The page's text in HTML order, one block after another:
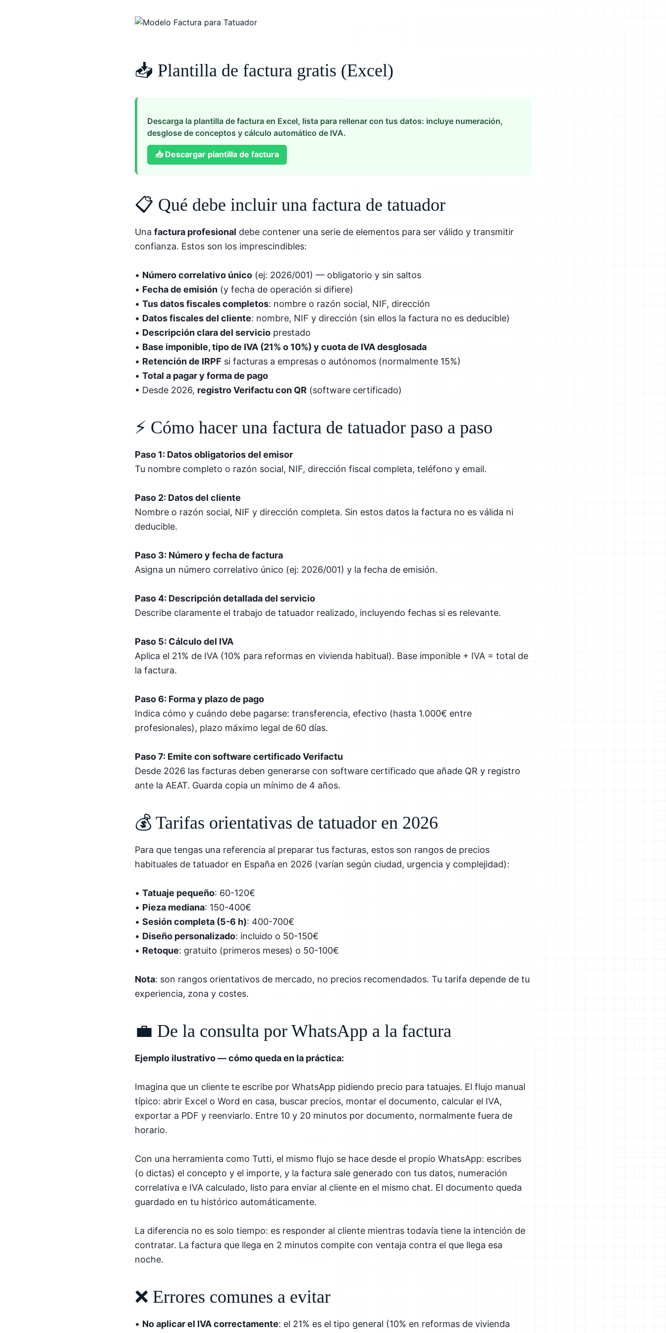
📥 Plantilla de factura gratis (Excel)
Descarga la plantilla de factura en Excel, lista para rellenar con tus datos: incluye numeración,
desglose de conceptos y cálculo automático de IVA.
📥 Descargar plantilla de factura
📋 Qué debe incluir una factura de tatuador
Una factura profesional debe contener una serie de elementos para ser válido y transmitir
confianza. Estos son los imprescindibles:
• Número correlativo único (ej: 2026/001) — obligatorio y sin saltos
• Fecha de emisión (y fecha de operación si difiere)
• Tus datos fiscales completos: nombre o razón social, NIF, dirección
• Datos fiscales del cliente: nombre, NIF y dirección (sin ellos la factura no es deducible)
• Descripción clara del servicio prestado
• Base imponible, tipo de IVA (21% o 10%) y cuota de IVA desglosada
• Retención de IRPF si facturas a empresas o autónomos (normalmente 15%)
• Total a pagar y forma de pago
• Desde 2026, registro Verifactu con QR (software certificado)
⚡ Cómo hacer una factura de tatuador paso a paso
Paso 1: Datos obligatorios del emisor
Tu nombre completo o razón social, NIF, dirección fiscal completa, teléfono y email.
Paso 2: Datos del cliente
Nombre o razón social, NIF y dirección completa. Sin estos datos la factura no es válida ni
deducible.
Paso 3: Número y fecha de factura
Asigna un número correlativo único (ej: 2026/001) y la fecha de emisión.
Paso 4: Descripción detallada del servicio
Describe claramente el trabajo de tatuador realizado, incluyendo fechas si es relevante.
Paso 5: Cálculo del IVA
Aplica el 21% de IVA (10% para reformas en vivienda habitual). Base imponible + IVA = total de
la factura.
Paso 6: Forma y plazo de pago
Indica cómo y cuándo debe pagarse: transferencia, efectivo (hasta 1.000€ entre
profesionales), plazo máximo legal de 60 días.
Paso 7: Emite con software certificado Verifactu
Desde 2026 las facturas deben generarse con software certificado que añade QR y registro
ante la AEAT. Guarda copia un mínimo de 4 años.
💰 Tarifas orientativas de tatuador en 2026
Para que tengas una referencia al preparar tus facturas, estos son rangos de precios
habituales de tatuador en España en 2026 (varían según ciudad, urgencia y complejidad):
• Tatuaje pequeño: 60-120€
• Pieza mediana: 150-400€
• Sesión completa (5-6 h): 400-700€
• Diseño personalizado: incluido o 50-150€
• Retoque: gratuito (primeros meses) o 50-100€
Nota: son rangos orientativos de mercado, no precios recomendados. Tu tarifa depende de tu
experiencia, zona y costes.
💼 De la consulta por WhatsApp a la factura
Ejemplo ilustrativo — cómo queda en la práctica:
Imagina que un cliente te escribe por WhatsApp pidiendo precio para tatuajes. El flujo manual
típico: abrir Excel o Word en casa, buscar precios, montar el documento, calcular el IVA,
exportar a PDF y reenviarlo. Entre 10 y 20 minutos por documento, normalmente fuera de
horario.
Con una herramienta como Tutti, el mismo flujo se hace desde el propio WhatsApp: escribes
(o dictas) el concepto y el importe, y la factura sale generado con tus datos, numeración
correlativa e IVA calculado, listo para enviar al cliente en el mismo chat. El documento queda
guardado en tu histórico automáticamente.
La diferencia no es solo tiempo: es responder al cliente mientras todavía tiene la intención de
contratar. La factura que llega en 2 minutos compite con ventaja contra el que llega esa
noche.
❌ Errores comunes a evitar
• No aplicar el IVA correctamente: el 21% es el tipo general (10% en reformas de vivienda